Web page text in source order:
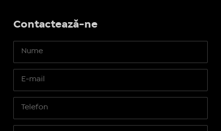
Contactează-ne